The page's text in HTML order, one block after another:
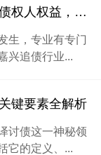
嘉兴追债公司：确保债权人权益，面临社会舆论与合法争议
生，专业有专门
兴追债行业...
键要素全解析
讨债这一神秘领
它的定义、...